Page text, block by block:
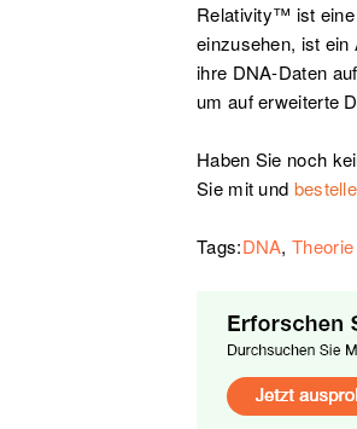
Relativity™ ist eine
einzusehen, ist
ihre DNA-Daten
um auf erweiterte
Haben Sie noch
Sie mit und
Tags:DNA,